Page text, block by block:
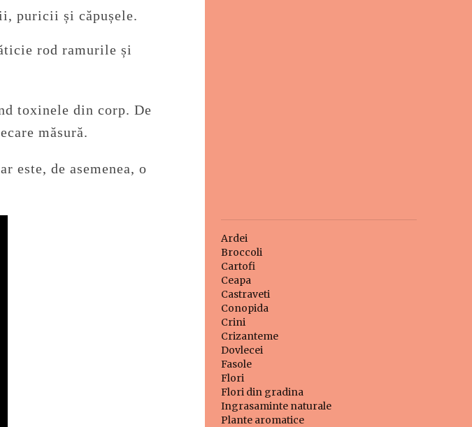
puricii și căpușele.
rod ramurile și
toxinele din corp. De
măsură.
este, de asemenea, o
Ardei
Broccoli
Cartofi
Ceapa
Castraveti
Conopida
Crini
Crizanteme
Dovlecei
Fasole
Flori
Flori din gradina
Ingrasaminte naturale
Plante aromatice